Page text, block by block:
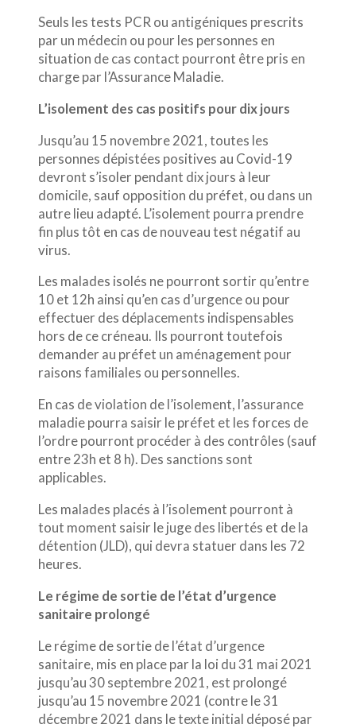
Seuls les tests PCR ou antigéniques prescrits
par un médecin ou pour les personnes en
situation de cas contact pourront être pris en
charge par l’Assurance Maladie.
L’isolement des cas positifs pour dix jours
Jusqu’au 15 novembre 2021, toutes les
personnes dépistées positives au Covid-19
devront s’isoler pendant dix jours à leur
domicile, sauf opposition du préfet, ou dans un
autre lieu adapté. L’isolement pourra prendre
fin plus tôt en cas de nouveau test négatif au
virus.
Les malades isolés ne pourront sortir qu’entre
10 et 12h ainsi qu’en cas d’urgence ou pour
effectuer des déplacements indispensables
hors de ce créneau. Ils pourront toutefois
demander au préfet un aménagement pour
raisons familiales ou personnelles.
En cas de violation de l’isolement, l’assurance
maladie pourra saisir le préfet et les forces de
l’ordre pourront procéder à des contrôles (sauf
entre 23h et 8 h). Des sanctions sont
applicables.
Les malades placés à l’isolement pourront à
tout moment saisir le juge des libertés et de la
détention (JLD), qui devra statuer dans les 72
heures.
Le régime de sortie de l’état d’urgence
sanitaire prolongé
Le régime de sortie de l’état d’urgence
sanitaire, mis en place par la loi du 31 mai 2021
jusqu’au 30 septembre 2021, est prolongé
jusqu’au 15 novembre 2021 (contre le 31
décembre 2021 dans le texte initial déposé par